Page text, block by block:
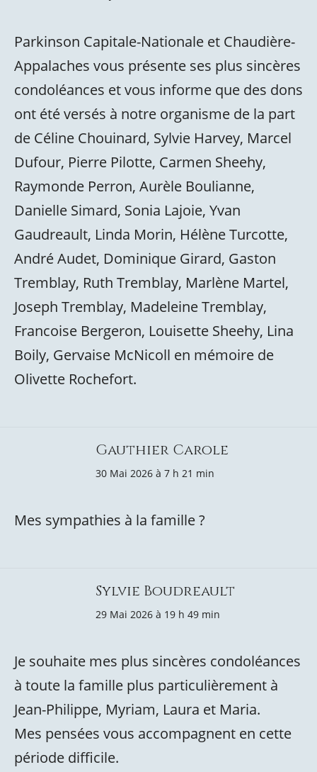
Parkinson Capitale-Nationale et Chaudière-
Appalaches vous présente ses plus sincères
condoléances et vous informe que des dons
ont été versés à notre organisme de la part
de Céline Chouinard, Sylvie Harvey, Marcel
Dufour, Pierre Pilotte, Carmen Sheehy,
Raymonde Perron, Aurèle Boulianne,
Danielle Simard, Sonia Lajoie, Yvan
Gaudreault, Linda Morin, Hélène Turcotte,
André Audet, Dominique Girard, Gaston
Tremblay, Ruth Tremblay, Marlène Martel,
Joseph Tremblay, Madeleine Tremblay,
Francoise Bergeron, Louisette Sheehy, Lina
Boily, Gervaise McNicoll en mémoire de
Olivette Rochefort.
Gauthier Carole
30 Mai 2026 à 7 h 21 min
Mes sympathies à la famille ?
Sylvie Boudreault
29 Mai 2026 à 19 h 49 min
Je souhaite mes plus sincères condoléances
à toute la famille plus particulièrement à
Jean-Philippe, Myriam, Laura et Maria.
Mes pensées vous accompagnent en cette
période difficile.